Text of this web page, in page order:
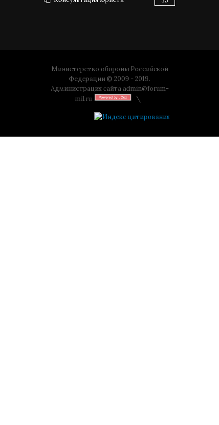
Министерство обороны Российской
Федерации © 2009 - 2019.
Администрация сайта admin@forum-
mil.ru